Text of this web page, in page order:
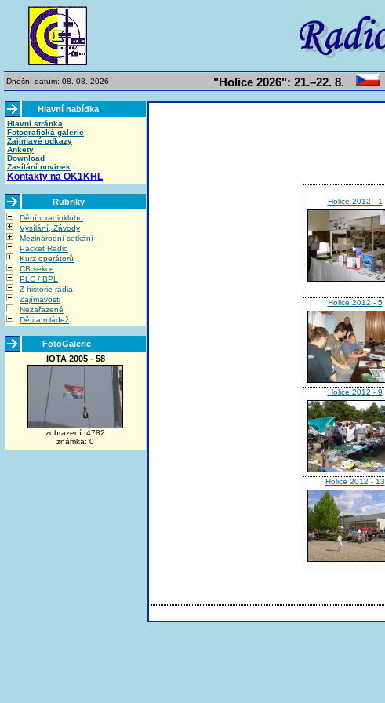
Dnešní datum: 08. 08. 2026 "Holice 2026": 21.–22. 8.
Hlavní nabídka
Hlavní stránka
Fotografická galerie
Zajímavé odkazy
Ankety
Download
Zasílání novinek
Kontakty na OK1KHL
Rubriky
Dění v radioklubu
Vysílání, Závody
Mezinárodní setkání
Packet Radio
Kurz operátorů
CB sekce
PLC / BPL
Z historie rádia
Zajímavosti
Nezařazené
Děti a mládež
FotoGalerie
IOTA 2005 - 58
zobrazení: 4782
známka: 0
Holice 2012 - 1
Holice 2012 - 5
Holice 2012 - 9
Holice 2012 - 13